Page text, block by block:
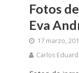
Fotos
Eva
17 marzo,
Carlos